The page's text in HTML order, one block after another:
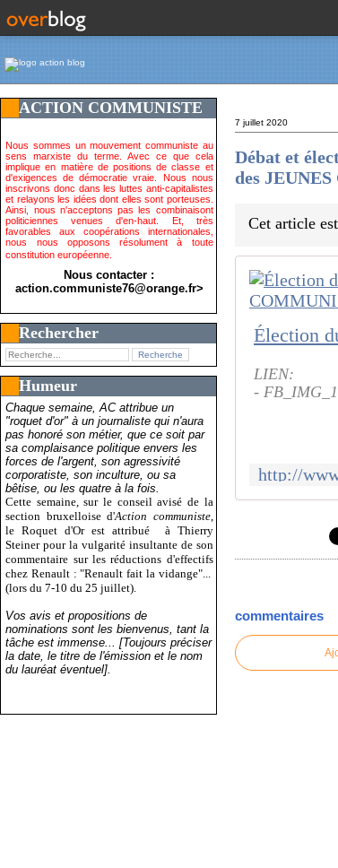
ACTION COMMUNISTE
Nous sommes un mouvement communiste au
sens marxiste du terme. Avec ce que cela
implique en matière de positions de classe et
d'exigences de démocratie vraie. Nous nous
inscrivons donc dans les luttes anti-capitalistes
et relayons les idées dont elles sont porteuses.
Ainsi, nous n'acceptons pas les combinaisont
politiciennes venues d'en-haut. Et, très
favorables aux coopérations internationales,
nous nous opposons résolument à toute
constitution européenne.
Nous contacter :
action.communiste76@orange.fr>
Rechercher
Humeur
Chaque semaine, AC attribue un
"roquet d'or" à un journaliste qui n'aura
pas honoré son métier, que ce soit par
sa complaisance politique envers les
forces de l'argent, son agressivité
corporatiste, son inculture, ou sa
bêtise, ou les quatre à la fois.
Cette semaine, sur le conseil avisé de la
section bruxelloise d'Action communiste,
le Roquet d'Or est attribué
à Thierry
Steiner pour la vulgarité insultante de son
commentaire sur les réductions d'effectifs
chez Renault : "Renault fait la vidange"...
(lors du 7-10 du 25 juillet).
Vos avis et propositions de
nominations sont les bienvenus, tant la
tâche est immense... [Toujours préciser
la date, le titre de l'émission et le nom
du lauréat éventuel].
7 juillet 2020
Débat et
des
Cet article
LIEN:
-
commentaires